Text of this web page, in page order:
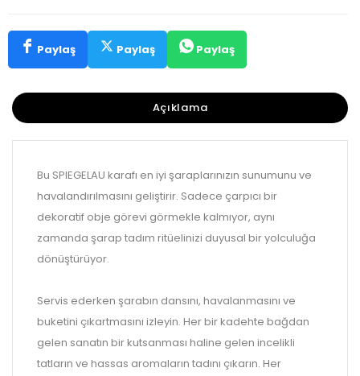
Paylaş Paylaş Paylaş
Açıklama
Bu SPIEGELAU karafı en iyi şaraplarınızın sunumunu ve
havalandırılmasını geliştirir. Sadece çarpıcı bir
dekoratif obje görevi görmekle kalmıyor, aynı
zamanda şarap tadım ritüelinizi duyusal bir yolculuğa
dönüştürüyor.
Servis ederken şarabın dansını, havalanmasını ve
buketini çıkartmasını izleyin. Her bir kadehte bağdan
gelen sanatın bir kutsanması haline gelen incelikli
tatların ve hassas aromaların tadını çıkarın. Her